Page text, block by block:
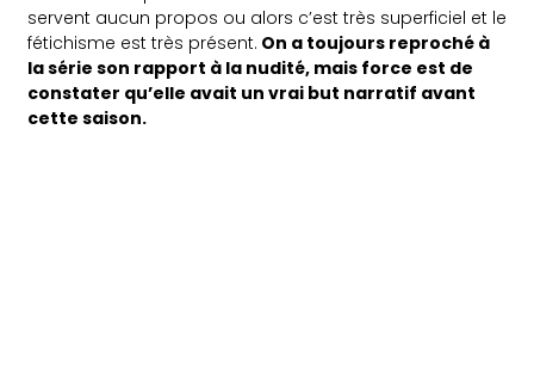
servent aucun propos ou alors c’est très superficiel et le
fétichisme est très présent. On a toujours reproché à
la série son rapport à la nudité, mais force est de
constater qu’elle avait un vrai but narratif avant
cette saison.